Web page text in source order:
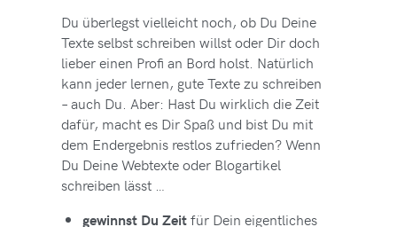
Du überlegst vielleicht noch, ob Du Deine
Texte selbst schreiben willst oder Dir doch
lieber einen Profi an Bord holst. Natürlich
kann jeder lernen, gute Texte zu schreiben
– auch Du. Aber: Hast Du wirklich die Zeit
dafür, macht es Dir Spaß und bist Du mit
dem Endergebnis restlos zufrieden? Wenn
Du Deine Webtexte oder Blogartikel
schreiben lässt …
gewinnst Du Zeitfür Dein eigentliches